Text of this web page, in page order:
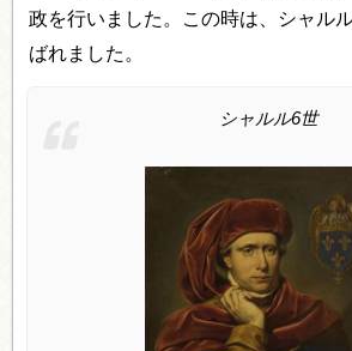
政を行いました。この時は、シャル
ばれました。
シャルル6世